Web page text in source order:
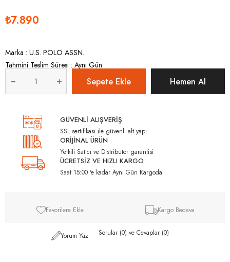
₺7.890
Marka : U.S. POLO ASSN.
Tahmini Teslim Süresi : Aynı Gün
GÜVENLİ ALIŞVERİŞ
SSL sertifikası ile güvenli alt yapı
ORİJİNAL ÜRÜN
Yetkili Satıcı ve Distribütör garantisi
ÜCRETSİZ VE HIZLI KARGO
Saat 15:00 'e kadar Aynı Gün Kargoda
Favorilere Ekle Kargo Bedava
Yorum Yaz Sorular (0) ve Cevaplar (0)